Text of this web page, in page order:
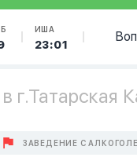
ИША
23:01
г.Татарская
ЗАВЕДЕНИЕ С